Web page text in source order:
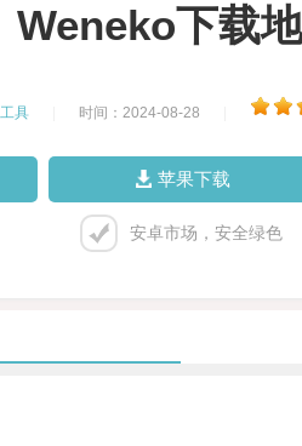
Weneko下载
工具 时间：2024-08-28
苹果下载
安卓市场，安全绿色